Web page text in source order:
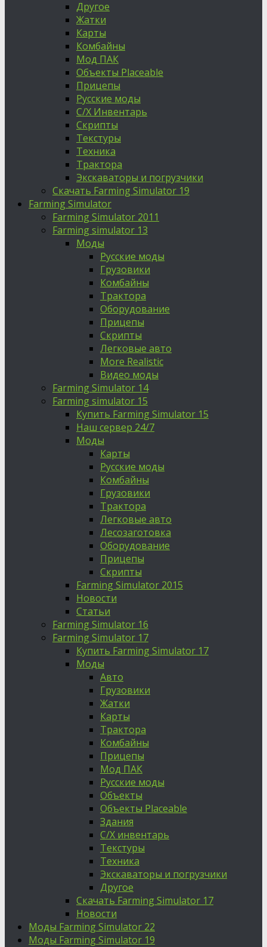
Другое
Жатки
Карты
Комбайны
Мод ПАК
Объекты Placeable
Прицепы
Русские моды
С/Х Инвентарь
Скрипты
Текстуры
Техника
Трактора
Экскаваторы и погрузчики
Скачать Farming Simulator 19
Farming Simulator
Farming Simulator 2011
Farming simulator 13
Моды
Русские моды
Грузовики
Комбайны
Трактора
Оборудование
Прицепы
Скрипты
Легковые авто
More Realistic
Видео моды
Farming Simulator 14
Farming simulator 15
Купить Farming Simulator 15
Наш сервер 24/7
Моды
Карты
Русские моды
Комбайны
Грузовики
Трактора
Легковые авто
Лесозаготовка
Оборудование
Прицепы
Скрипты
Farming Simulator 2015
Новости
Статьи
Farming Simulator 16
Farming Simulator 17
Купить Farming Simulator 17
Моды
Авто
Грузовики
Жатки
Карты
Трактора
Комбайны
Прицепы
Мод ПАК
Русские моды
Объекты
Объекты Placeable
Здания
С/Х инвентарь
Текстуры
Техника
Экскаваторы и погрузчики
Другое
Скачать Farming Simulator 17
Новости
Моды Farming Simulator 22
Моды Farming Simulator 19